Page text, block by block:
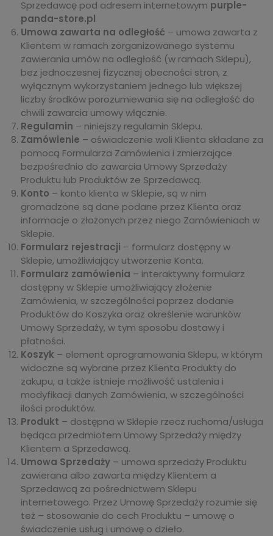
Sprzedawcę pod adresem internetowym purple-
panda-store.pl
Umowa zawarta na odległość – umowa zawarta z
Klientem w ramach zorganizowanego systemu
zawierania umów na odległość (w ramach Sklepu),
bez jednoczesnej fizycznej obecności stron, z
wyłącznym wykorzystaniem jednego lub większej
liczby środków porozumiewania się na odległość do
chwili zawarcia umowy włącznie.
Regulamin – niniejszy regulamin Sklepu.
Zamówienie – oświadczenie woli Klienta składane za
pomocą Formularza Zamówienia i zmierzające
bezpośrednio do zawarcia Umowy Sprzedaży
Produktu lub Produktów ze Sprzedawcą.
Konto – konto klienta w Sklepie, są w nim
gromadzone są dane podane przez Klienta oraz
informacje o złożonych przez niego Zamówieniach w
Sklepie.
Formularz rejestracji – formularz dostępny w
Sklepie, umożliwiający utworzenie Konta.
Formularz zamówienia – interaktywny formularz
dostępny w Sklepie umożliwiający złożenie
Zamówienia, w szczególności poprzez dodanie
Produktów do Koszyka oraz określenie warunków
Umowy Sprzedaży, w tym sposobu dostawy i
płatności.
Koszyk – element oprogramowania Sklepu, w którym
widoczne są wybrane przez Klienta Produkty do
zakupu, a także istnieje możliwość ustalenia i
modyfikacji danych Zamówienia, w szczególności
ilości produktów.
Produkt – dostępna w Sklepie rzecz ruchoma/usługa
będąca przedmiotem Umowy Sprzedaży między
Klientem a Sprzedawcą.
Umowa Sprzedaży – umowa sprzedaży Produktu
zawierana albo zawarta między Klientem a
Sprzedawcą za pośrednictwem Sklepu
internetowego. Przez Umowę Sprzedaży rozumie się
też – stosowanie do cech Produktu – umowę o
świadczenie usług i umowę o dzieło.